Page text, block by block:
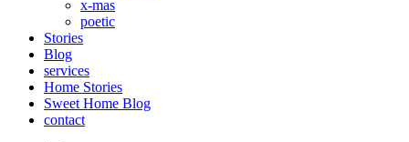
x-mas
poetic
Stories
Blog
services
Home Stories
Sweet Home Blog
contact